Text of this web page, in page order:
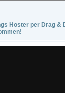
Hoster per Drag &